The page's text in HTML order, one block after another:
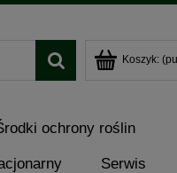
Koszyk:
ochrony roślin
Serwis